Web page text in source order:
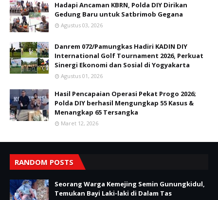
Hadapi Ancaman KBRN, Polda DIY Dirikan
Gedung Baru untuk Satbrimob Gegana
Agustus 03, 2026
Danrem 072/Pamungkas Hadiri KADIN DIY
International Golf Tournament 2026, Perkuat
Sinergi Ekonomi dan Sosial di Yogyakarta
Agustus 01, 2026
Hasil Pencapaian Operasi Pekat Progo 2026;
Polda DIY berhasil Mengungkap 55 Kasus &
Menangkap 65 Tersangka
Maret 12, 2026
RANDOM POSTS
Seorang Warga Kemejing Semin Gunungkidul,
Temukan Bayi Laki-laki di Dalam Tas